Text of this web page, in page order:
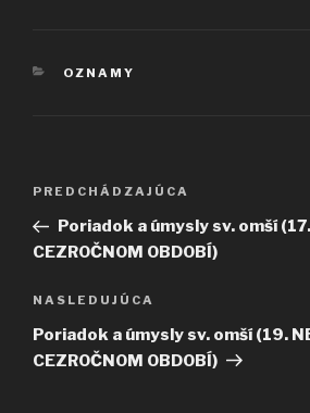
KATEGÓRIE
OZNAMY
Navigácia
článku
Predchádzajúci
článok
PREDCHÁDZAJÚCA
Poriadok a úmysly sv. omší
CEZROČNOM OBDOBÍ)
Ďalší
článok
NASLEDUJÚCA
Poriadok a úmysly sv. omší (19.
CEZROČNOM OBDOBÍ)